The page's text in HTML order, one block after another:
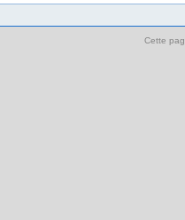
Cette